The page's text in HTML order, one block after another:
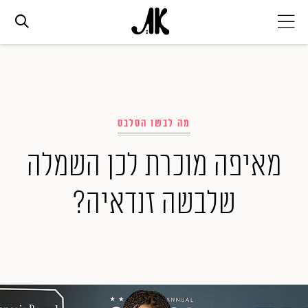
אופנה
ביוטי
סלבס
המגזין
מה לבשו הסלבס
מאיפה מוכרת לכן השמלה
שלבשה זנדאיה?